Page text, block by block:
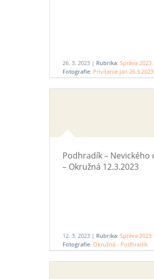
26. 3. 2023 | Rubrika: Správa 2023
Fotografie: Privítanie jari 26.3.2023
Podhradík – Nevického
– Okružná 12.3.2023
12. 3. 2023 | Rubrika: Správa 2023
Fotografie: Okružná - Podhradík
12.3.2023